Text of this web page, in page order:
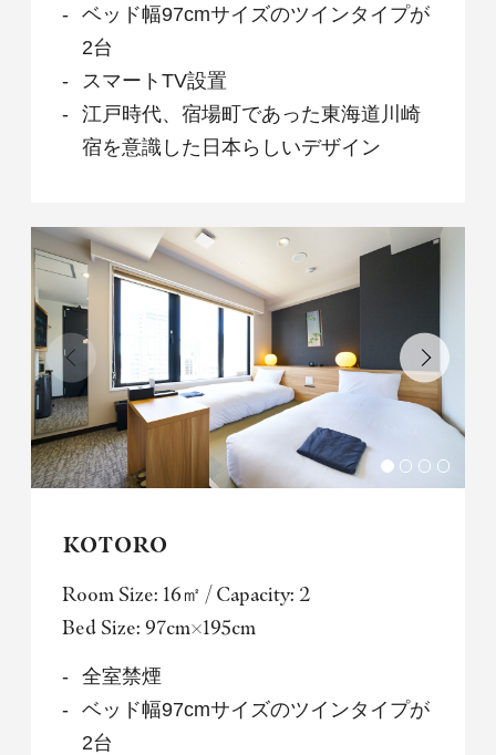
ベッド幅97cmサイズのツインタイプが
2台
スマートTV設置
江戸時代、宿場町であった東海道川崎
宿を意識した日本らしいデザイン
KOTORO
Room Size: 16㎡ / Capacity: 2
Bed Size: 97cm×195cm
全室禁煙
ベッド幅97cmサイズのツインタイプが
2台
Number of guests per room
Rooms
Book for day-use only
Date undecided